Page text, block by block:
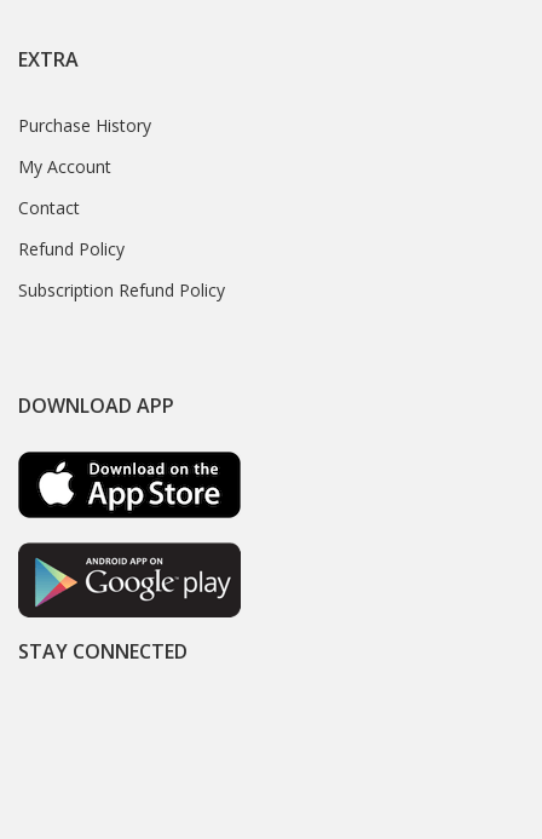
EXTRA
Purchase History
My Account
Contact
Refund Policy
Subscription Refund Policy
DOWNLOAD APP
STAY CONNECTED